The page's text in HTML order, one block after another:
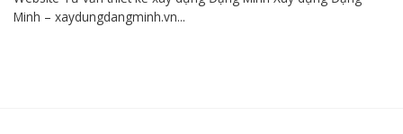
Minh – xaydungdangminh.vn...